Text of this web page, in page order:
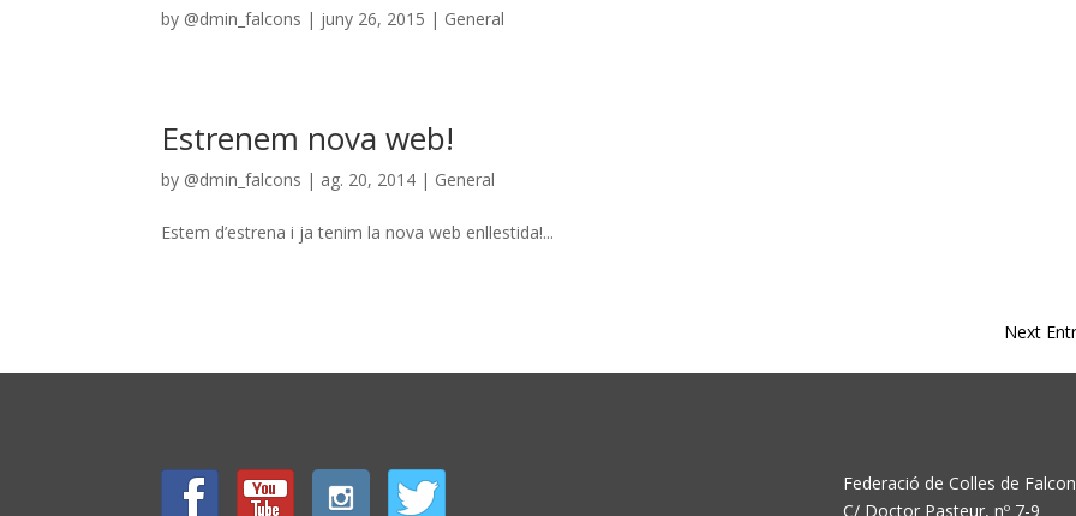
by @dmin_falcons | juny 26, 2015 | General
Estrenem nova web!
by @dmin_falcons | ag. 20, 2014 | General
Estem d’estrena i ja tenim la nova web enllestida!...
Next
Federació de Colles de
C/ Doctor Pasteur, nº 7-9